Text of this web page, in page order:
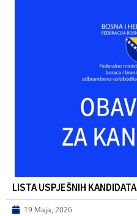
LISTA USPJEŠNIH KANDIDATA
19 Maja, 2026